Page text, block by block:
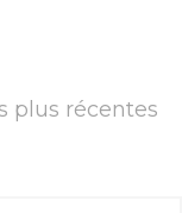
plus récentes